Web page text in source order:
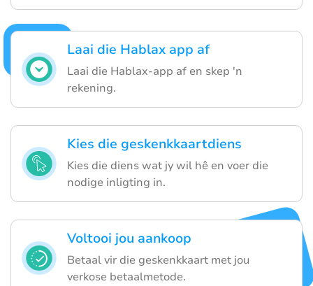
Laai die Hablax app af
Laai die Hablax-app af en skep 'n
rekening.
Kies die geskenkkaartdiens
Kies die diens wat jy wil hê en voer die
nodige inligting in.
Voltooi jou aankoop
Betaal vir die geskenkkaart met jou
verkose betaalmetode.